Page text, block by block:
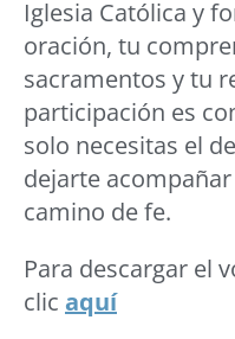
Iglesia Católica y
oración, tu
sacramentos y tu
participación es
solo necesitas el
dejarte
camino de fe.
Para descargar el
clic aquí